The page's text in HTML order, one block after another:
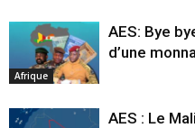
Afrique
AES: Bye
d’une
AES : Le